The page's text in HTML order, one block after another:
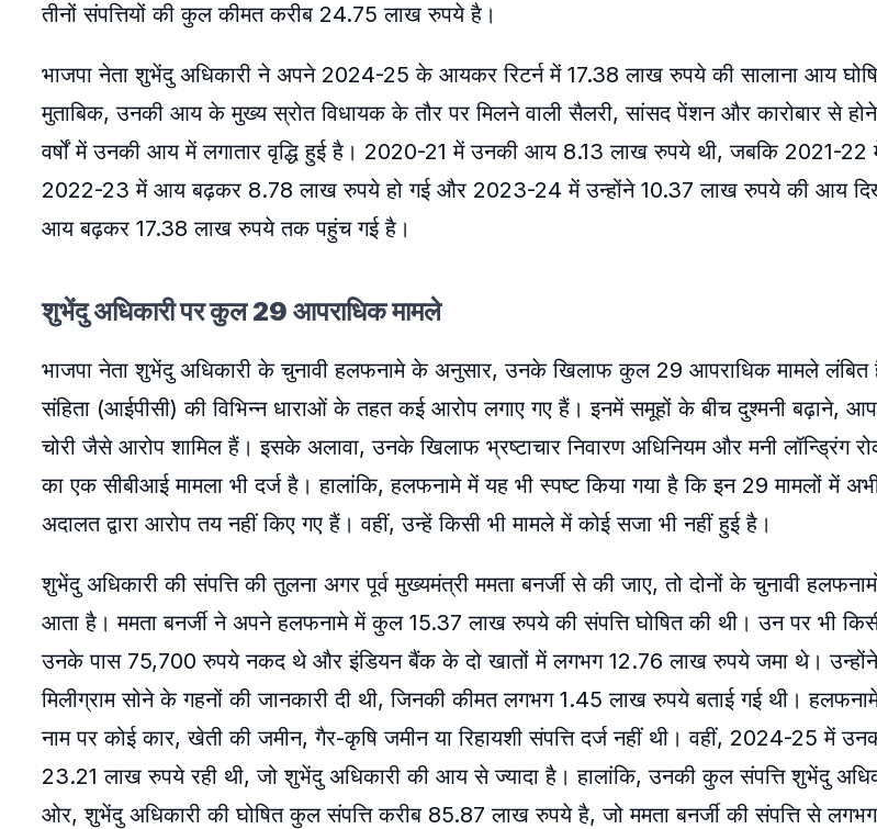
तीनों संपत्तियों की कुल कीमत करीब 24.75 लाख रुपये है।
भाजपा नेता शुभेंदु अधिकारी ने अपने 2024-25 के आयकर रिटर्न में 17.38 लाख रुपये की सालाना आय
मुताबिक, उनकी आय के मुख्य स्रोत विधायक के तौर पर मिलने वाली सैलरी, सांसद पेंशन और कारोबार से
वर्षों में उनकी आय में लगातार वृद्धि हुई है। 2020-21 में उनकी आय 8.13 लाख रुपये थी, जबकि 2021-
2022-23 में आय बढ़कर 8.78 लाख रुपये हो गई और 2023-24 में उन्होंने 10.37 लाख रुपये की आय
आय बढ़कर 17.38 लाख रुपये तक पहुंच गई है।
शुभेंदु अधिकारी पर कुल 29 आपराधिक मामले
भाजपा नेता शुभेंदु अधिकारी के चुनावी हलफनामे के अनुसार, उनके खिलाफ कुल 29 आपराधिक मामले लंबित
संहिता (आईपीसी) की विभिन्न धाराओं के तहत कई आरोप लगाए गए हैं। इनमें समूहों के बीच दुश्मनी बढ़ाने,
चोरी जैसे आरोप शामिल हैं। इसके अलावा, उनके खिलाफ भ्रष्टाचार निवारण अधिनियम और मनी लॉन्ड्रिंग
का एक सीबीआई मामला भी दर्ज है। हालांकि, हलफनामे में यह भी स्पष्ट किया गया है कि इन 29 मामलों में
अदालत द्वारा आरोप तय नहीं किए गए हैं। वहीं, उन्हें किसी भी मामले में कोई सजा भी नहीं हुई है।
शुभेंदु अधिकारी की संपत्ति की तुलना अगर पूर्व मुख्यमंत्री ममता बनर्जी से की जाए, तो दोनों के चुनावी
आता है। ममता बनर्जी ने अपने हलफनामे में कुल 15.37 लाख रुपये की संपत्ति घोषित की थी। उन पर भी
उनके पास 75,700 रुपये नकद थे और इंडियन बैंक के दो खातों में लगभग 12.76 लाख रुपये जमा थे। उन्होंने
मिलीग्राम सोने के गहनों की जानकारी दी थी, जिनकी कीमत लगभग 1.45 लाख रुपये बताई गई थी।
नाम पर कोई कार, खेती की जमीन, गैर-कृषि जमीन या रिहायशी संपत्ति दर्ज नहीं थी। वहीं, 2024-25 में
23.21 लाख रुपये रही थी, जो शुभेंदु अधिकारी की आय से ज्यादा है। हालांकि, उनकी कुल संपत्ति शुभेंदु
ओर, शुभेंदु अधिकारी की घोषित कुल संपत्ति करीब 85.87 लाख रुपये है, जो ममता बनर्जी की संपत्ति से लगभग